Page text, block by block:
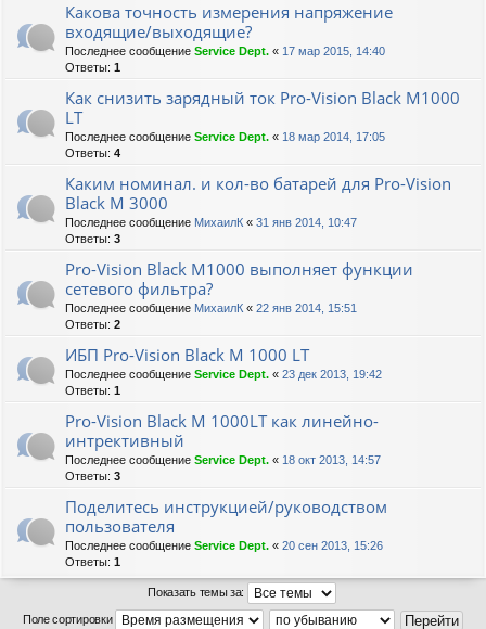
Какова точность измерения напряжение
входящие/выходящие?
Последнее сообщение Service Dept. « 17 мар 2015, 14:40
Ответы: 1
Как снизить зарядный ток Pro-Vision Black M1000
LT
Последнее сообщение Service Dept. « 18 мар 2014, 17:05
Ответы: 4
Каким номинал. и кол-во батарей для Pro-Vision
Black M 3000
Последнее сообщение МихаилК « 31 янв 2014, 10:47
Ответы: 3
Pro-Vision Black M1000 выполняет функции
сетевого фильтра?
Последнее сообщение МихаилК « 22 янв 2014, 15:51
Ответы: 2
ИБП Pro-Vision Black M 1000 LT
Последнее сообщение Service Dept. « 23 дек 2013, 19:42
Ответы: 1
Pro-Vision Black M 1000LT как линейно-
интрективный
Последнее сообщение Service Dept. « 18 окт 2013, 14:57
Ответы: 3
Поделитесь инструкцией/руководством
пользователя
Последнее сообщение Service Dept. « 20 сен 2013, 15:26
Ответы: 1
Показать темы за:
Поле сортировки